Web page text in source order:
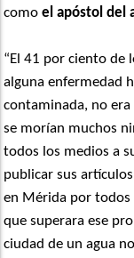
como el apóstol del
“El 41 por ciento de
alguna enfermedad
contaminada, no
se morían muchos
todos los medios a
publicar sus
en Mérida por todos
que superara ese
ciudad de un agua